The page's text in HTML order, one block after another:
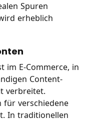
Spuren
erheblich
im E-Commerce, in
Content-
verbreitet.
für verschiedene
In traditionellen